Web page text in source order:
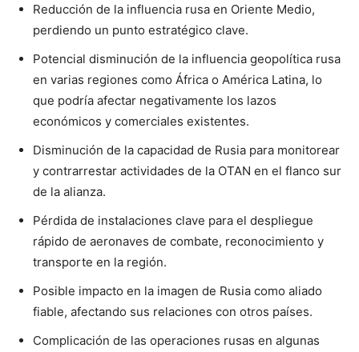
Reducción de la influencia rusa en Oriente Medio,
perdiendo un punto estratégico clave.
Potencial disminución de la influencia geopolítica rusa
en varias regiones como África o América Latina, lo
que podría afectar negativamente los lazos
económicos y comerciales existentes.
Disminución de la capacidad de Rusia para monitorear
y contrarrestar actividades de la OTAN en el flanco sur
de la alianza.
Pérdida de instalaciones clave para el despliegue
rápido de aeronaves de combate, reconocimiento y
transporte en la región.
Posible impacto en la imagen de Rusia como aliado
fiable, afectando sus relaciones con otros países.
Complicación de las operaciones rusas en algunas